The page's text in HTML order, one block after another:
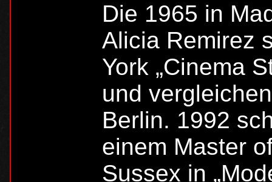
Die 1965 in
Alicia Remirez
York „Cinema
und
Berlin. 1992
einem Master
Sussex in